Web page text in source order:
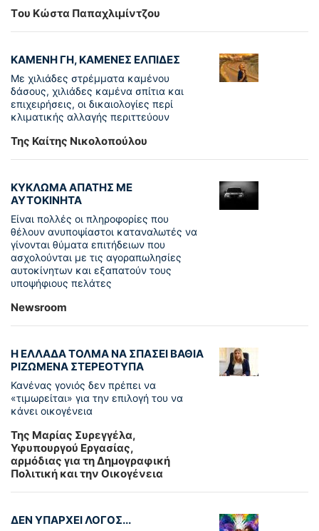
Tου Κώστα Παπαχλιμίντζου
ΚΑΜΕΝΗ ΓΗ, ΚΑΜΕΝΕΣ ΕΛΠΙΔΕΣ
Με χιλιάδες στρέμματα καμένου
δάσους, χιλιάδες καμένα σπίτια και
επιχειρήσεις, οι δικαιολογίες περί
κλιματικής αλλαγής περιττεύουν
Της Καίτης Νικολοπούλου
ΚΥΚΛΩΜΑ ΑΠΑΤΗΣ ΜΕ
ΑΥΤΟΚΙΝΗΤΑ
Είναι πολλές οι πληροφορίες που
θέλουν ανυποψίαστοι καταναλωτές να
γίνονται θύματα επιτήδειων που
ασχολούνται με τις αγοραπωλησίες
αυτοκίνητων και εξαπατούν τους
υποψήφιους πελάτες
Newsroom
Η ΕΛΛΑΔΑ ΤΟΛΜΑ ΝΑ ΣΠΑΣΕΙ ΒΑΘΙΑ
ΡΙΖΩΜΕΝΑ ΣΤΕΡΕΟΤΥΠΑ
Κανένας γονιός δεν πρέπει να
«τιμωρείται» για την επιλογή του να
κάνει οικογένεια
Της Μαρίας Συρεγγέλα,
Υφυπουργού Εργασίας,
αρμόδιας για τη Δημογραφική
Πολιτική και την Οικογένεια
ΔΕΝ ΥΠΑΡΧΕΙ ΛΟΓΟΣ...